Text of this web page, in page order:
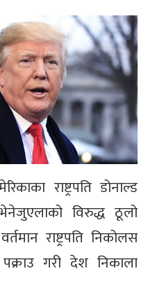
राष्ट्रपति डोनाल्ड
विरुद्ध ठूलो
राष्ट्रपति निकोलस
गरी देश निकाला